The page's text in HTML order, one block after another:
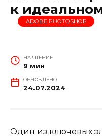
к
ADOBE PHOTOSHOP
НА ЧТЕНИЕ
9 мин
ОБНОВЛЕНО
24.07.2024
Один из ключевых